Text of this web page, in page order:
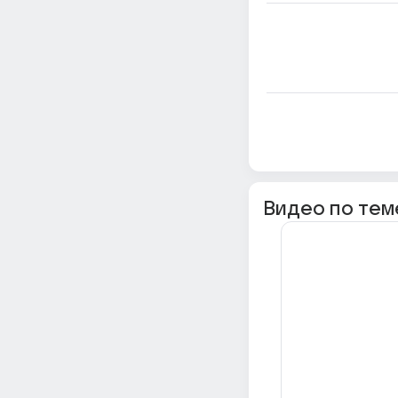
Видео по